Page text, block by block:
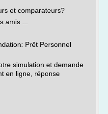
et comparateurs?
amis ...
Prêt Personnel
simulation et demande
en ligne, réponse